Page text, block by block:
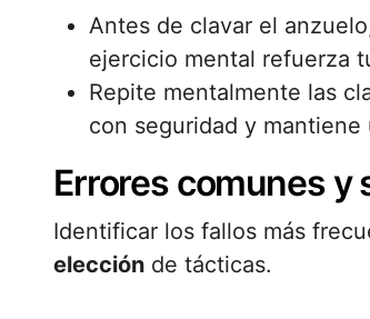
Antes de clavar el
ejercicio mental refuerza
Repite mentalmente las
con seguridad y mantiene
Errores comunes y
Identificar los fallos más
elección de tácticas.